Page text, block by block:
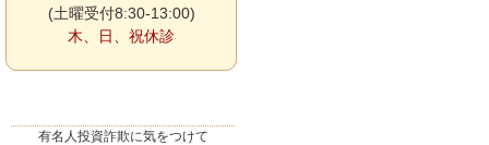
(土曜受付8:30-13:00)
木、日、祝休診
有名人投資詐欺に気をつけて